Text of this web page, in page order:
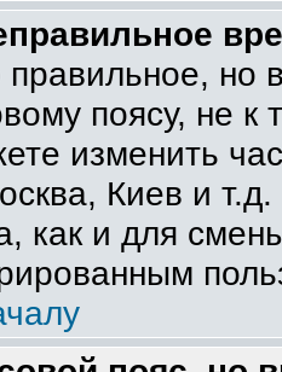
но
поясу, не
изменить
Киев и
как и для